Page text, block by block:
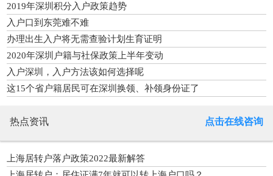
2019年深圳积分入户政策趋势
入户口到东莞难不难
办理出生入户将无需查验计划生育证明
2020年深圳户籍与社保政策上半年变动
入户深圳，入户方法该如何选择呢
这15个省户籍居民可在深圳换领、补领身份证了
热点资讯 点击在线咨询
上海居转户落户政策2022最新解答